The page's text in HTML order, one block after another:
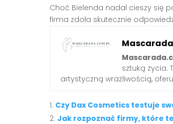
Choć Bielenda nadal cieszy się
firma zdoła skutecznie
sztuką życia.
artystyczną wrażliwością,
Czy Dax Cosmetics testuje
Jak rozpoznać firmy, które